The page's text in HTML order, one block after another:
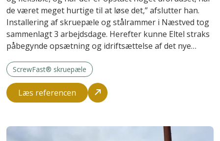
de været meget hurtige til at løse det,” afslutter han.
Installering af skruepæle og stålrammer i Næstved tog
sammenlagt 3 arbejdsdage. Herefter kunne Eltel straks
påbegynde opsætning og idriftsættelse af det nye
ScrewFast® skruepæle
Læs referencen